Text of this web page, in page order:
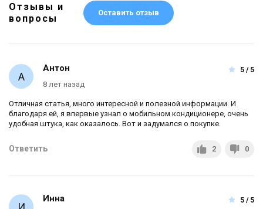
Отзывы и
вопросы
Оставить отзыв
5 / 5
Антон
8 лет назад
Отличная статья, много интересной и полезной информации. И
благодаря ей, я впервые узнал о мобильном кондиционере, очень
удобная штука, как оказалось. Вот и задумался о покупке.
Ответить 2 0
5 / 5
Инна